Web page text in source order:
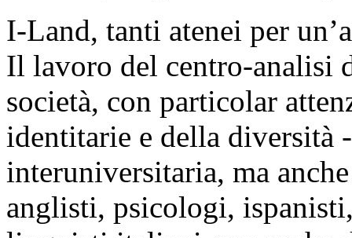
I-Land, tanti atenei per
Il lavoro del centro-analisi
società, con particolar
identitarie e della diversità
interuniversitaria, ma
anglisti, psicologi,